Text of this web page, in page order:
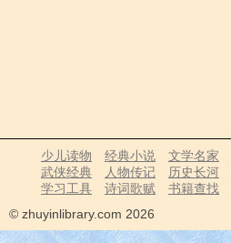
少儿读物 经典小说 文学名家
武侠经典
人物传记 历史长河
学习工具
诗词歌赋 书籍查找
© zhuyinlibrary.com 2026